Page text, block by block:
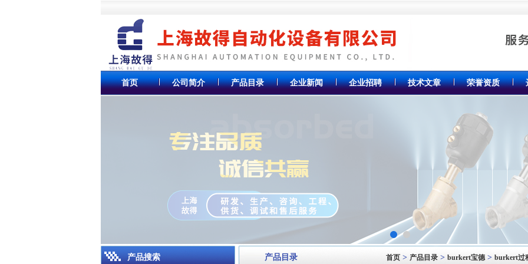
首页 公司简介 产品目录 企业新闻 企业招聘 技术文章 荣誉资质
产品目录 首页> 产品目录> burkert宝德> burkert过
产品搜索